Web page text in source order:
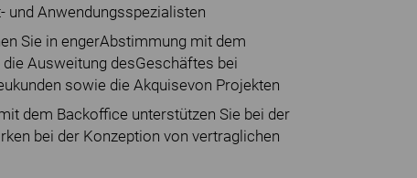
und Anwendungsspezialisten
Sie in engerAbstimmung mit dem
Ausweitung desGeschäftes bei
sowie die Akquisevon Projekten
dem Backoffice unterstützen Sie bei der
bei der Konzeption von vertraglichen